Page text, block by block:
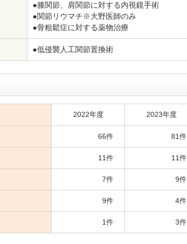
●膝関節、肩関節に対する内視鏡手術
●関節リウマチ※大野医師のみ
●骨粗鬆症に対する薬物治療
●低侵襲人工関節置換術
2022年度 2023年度
66件 81件
11件 11件
7件 9件
9件 4件
1件 3件